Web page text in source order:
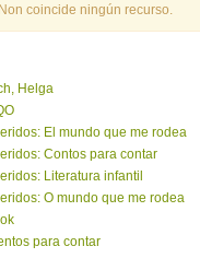
coincide ningún recurso.
Helga
El mundo que me rodea
Contos para contar
Literatura infantil
O mundo que me rodea
para contar